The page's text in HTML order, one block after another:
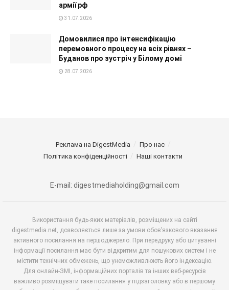
армії рф
31.07.2026
Домовилися про інтенсифікацію
перемовного процесу на всіх рівнях –
Буданов про зустріч у Білому домі
28.07.2026
Реклама на DigestMedia
Про нас
Політика конфіденційності
Наші контакти
E-mail: digestmediaholding@gmail.com
Використання будь-яких матеріалів, розміщених на сайті
digestmedia.net, дозволяється лише за умови обов’язкового вказання
активного посилання на першоджерело. При передруку або цитуванні
інформації посилання має бути відкритим для пошукових систем і не
містити технічних обмежень, що унеможливлюють його індексацію.
Для онлайн-ЗМІ, інформаційних порталів та інших веб-ресурсів
важливо розміщувати таке посилання у підзаголовку або в першому